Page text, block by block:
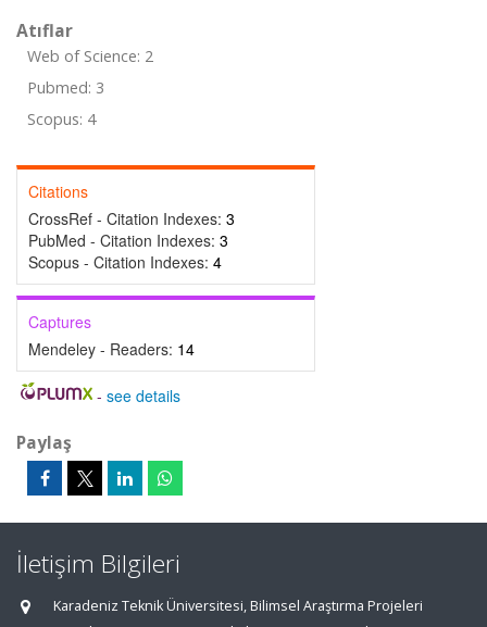
Atıflar
Web of Science: 2
Pubmed: 3
Scopus: 4
Citations
CrossRef - Citation Indexes: 3
PubMed - Citation Indexes: 3
Scopus - Citation Indexes: 4
Captures
Mendeley - Readers: 14
- see details
Paylaş
İletişim Bilgileri
Karadeniz Teknik Üniversitesi, Bilimsel Araştırma Projeleri